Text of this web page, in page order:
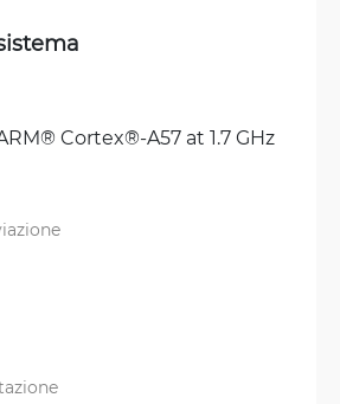
Cortex®-A57 at 1.7 GHz